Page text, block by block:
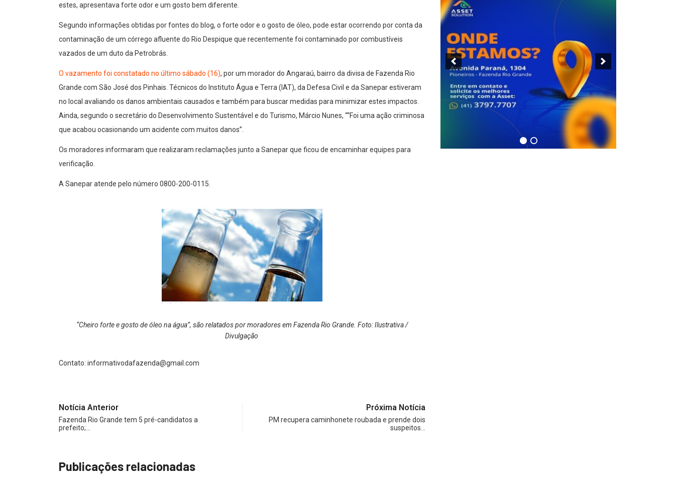
estes, apresentava forte odor e um gosto bem diferente.
Segundo informações obtidas por fontes do blog, o forte odor e o gosto de óleo, pode estar ocorrendo por conta da
contaminação de um córrego afluente do Rio Despique que recentemente foi contaminado por combustíveis
vazados de um duto da Petrobrás.
O vazamento foi constatado no último sábado (16), por um morador do Angaraú, bairro da divisa de Fazenda Rio
Grande com São José dos Pinhais. Técnicos do Instituto Água e Terra (IAT), da Defesa Civil e da Sanepar estiveram
no local avaliando os danos ambientais causados e também para buscar medidas para minimizar estes impactos.
Ainda, segundo o secretário do Desenvolvimento Sustentável e do Turismo, Márcio Nunes, ““Foi uma ação criminosa
que acabou ocasionando um acidente com muitos danos”.
Os moradores informaram que realizaram reclamações junto a Sanepar que ficou de encaminhar equipes para
verificação.
A Sanepar atende pelo número 0800-200-0115.
“Cheiro forte e gosto de óleo na água”, são relatados por moradores em Fazenda Rio Grande. Foto: Ilustrativa /
Divulgação
Contato: informativodafazenda@gmail.com
Notícia Anterior
Fazenda Rio Grande tem 5 pré-candidatos a
prefeito;…
Próxima Notícia
PM recupera caminhonete roubada e prende dois
suspeitos…
Publicações relacionadas